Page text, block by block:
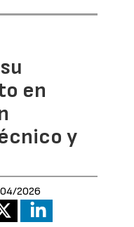
en
y
2026